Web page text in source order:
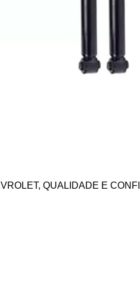
QUALIDADE E